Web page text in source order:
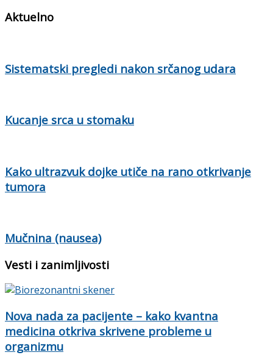
Aktuelno
Sistematski pregledi nakon srčanog udara
Kucanje srca u stomaku
Kako ultrazvuk dojke utiče na rano otkrivanje
tumora
Mučnina (nausea)
Vesti i zanimljivosti
Nova nada za pacijente – kako kvantna
medicina otkriva skrivene probleme u
organizmu